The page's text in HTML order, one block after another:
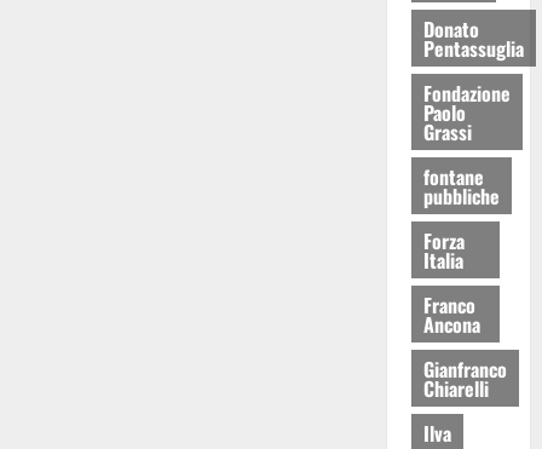
Donato
Pentassuglia
Fondazione
Paolo
Grassi
fontane
pubbliche
Forza
Italia
Franco
Ancona
Gianfranco
Chiarelli
Ilva